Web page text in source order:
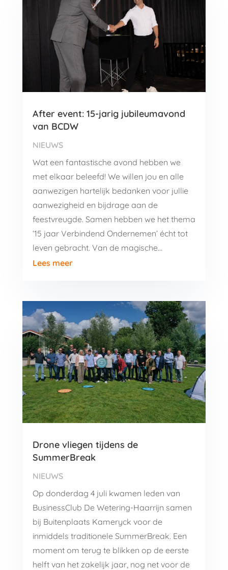
After event: 15-jarig jubileumavond
van BCDW
NIEUWS
Wat een fantastische avond hebben we
met elkaar beleefd! We willen jou en alle
aanwezigen hartelijk bedanken voor jullie
aanwezigheid en bijdrage aan de
feestvreugde. Samen hebben we het thema
‘15 jaar Verbindend Ondernemen’ écht tot
leven gebracht. Van de magische...
Lees meer
Drone vliegen tijdens de
SummerBreak
NIEUWS
Op donderdag 4 juli kwamen leden van
BusinessClub De Wetering-Haarrijn samen
bij Buitenplaats Kameryck voor de
inmiddels traditionele SummerBreak. Een
moment om terug te blikken op de eerste
helft van het zakelijk jaar, nog net voor de